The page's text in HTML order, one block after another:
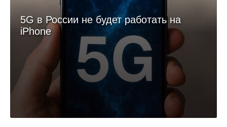
5G в России не будет работать на
iPhone